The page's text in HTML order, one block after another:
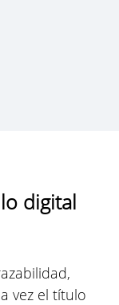
digital
vez el título